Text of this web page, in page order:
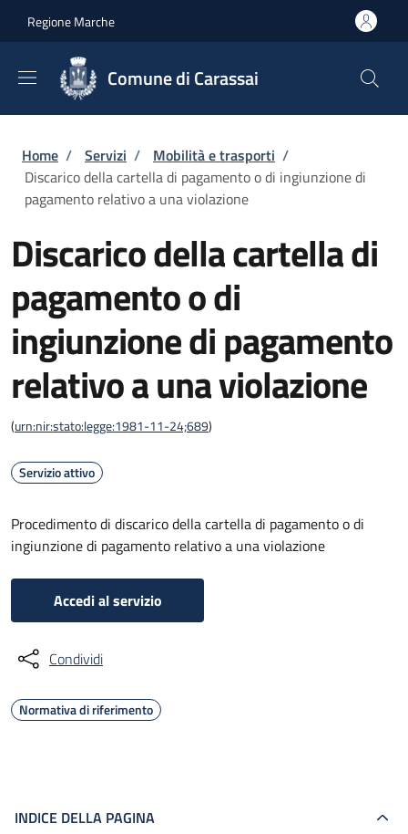
Regione Marche
Comune di Carassai
Briciole di pane
Home / Servizi / Mobilità e trasporti /
Discarico della cartella di pagamento o di ingiunzione di
pagamento relativo a una violazione
Discarico della cartella di
pagamento o di
ingiunzione di pagamento
relativo a una violazione
(urn:nir:stato:legge:1981-11-24;689)
Servizio attivo
Procedimento di discarico della cartella di pagamento o di
ingiunzione di pagamento relativo a una violazione
Accedi al servizio
Condividi
Normativa di riferimento
INDICE DELLA PAGINA